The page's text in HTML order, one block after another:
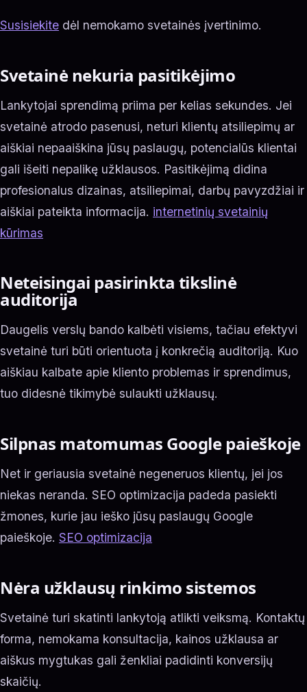
Susisiekite dėl nemokamo svetainės įvertinimo.
Svetainė nekuria pasitikėjimo
Lankytojai sprendimą priima per kelias sekundes. Jei
svetainė atrodo pasenusi, neturi klientų atsiliepimų ar
aiškiai nepaaiškina jūsų paslaugų, potencialūs klientai
gali išeiti nepalikę užklausos. Pasitikėjimą didina
profesionalus dizainas, atsiliepimai, darbų pavyzdžiai ir
aiškiai pateikta informacija. internetinių svetainių
kūrimas
Neteisingai pasirinkta tikslinė
auditorija
Daugelis verslų bando kalbėti visiems, tačiau efektyvi
svetainė turi būti orientuota į konkrečią auditoriją. Kuo
aiškiau kalbate apie kliento problemas ir sprendimus,
tuo didesnė tikimybė sulaukti užklausų.
Silpnas matomumas Google paieškoje
Net ir geriausia svetainė negeneruos klientų, jei jos
niekas neranda. SEO optimizacija padeda pasiekti
žmones, kurie jau ieško jūsų paslaugų Google
paieškoje. SEO optimizacija
Nėra užklausų rinkimo sistemos
Svetainė turi skatinti lankytoją atlikti veiksmą. Kontaktų
forma, nemokama konsultacija, kainos užklausa ar
aiškus mygtukas gali ženkliai padidinti konversijų
skaičių.